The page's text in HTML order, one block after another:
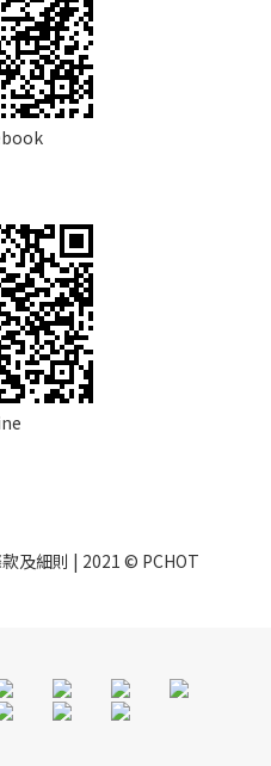
及細則 | 2021 © PCHOT